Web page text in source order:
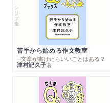
シリーズ・全集
苦手から始める作文教室
─文章が書けたらいいことはある？
津村記久子著